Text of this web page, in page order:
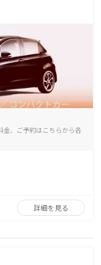
金、ご予約はこちらから各
詳細を見る